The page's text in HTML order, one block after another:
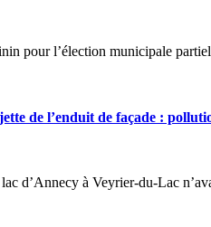
pour l’élection municipale
de l’enduit de façade :
d’Annecy à Veyrier-du-Lac